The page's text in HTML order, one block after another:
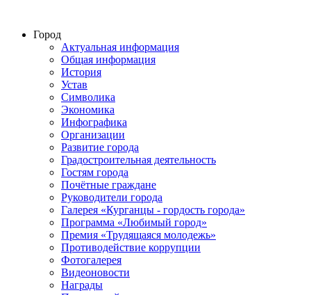
Город
Актуальная информация
Общая информация
История
Устав
Символика
Экономика
Инфографика
Организации
Развитие города
Градостроительная деятельность
Гостям города
Почётные граждане
Руководители города
Галерея «Курганцы - гордость города»
Программа «Любимый город»
Премия «Трудящаяся молодежь»
Противодействие коррупции
Фотогалерея
Видеоновости
Награды